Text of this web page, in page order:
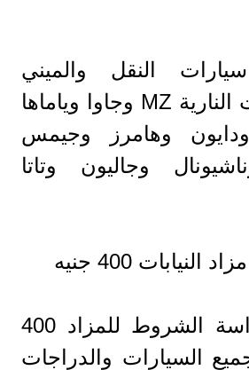
النقل والميني
باص والدراجات النارية MZ وجاوا وياماها
وهامرز وجيمس
وجاليون وتاتا
400 جنيه
ويبلغ سعر كراسة الشروط للمزاد 400
السيارات والدراجات